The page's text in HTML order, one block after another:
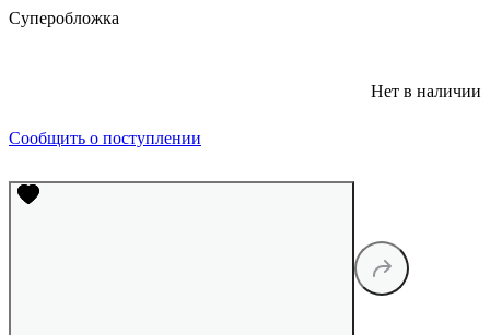
Суперобложка
Нет в наличии
Сообщить о поступлении